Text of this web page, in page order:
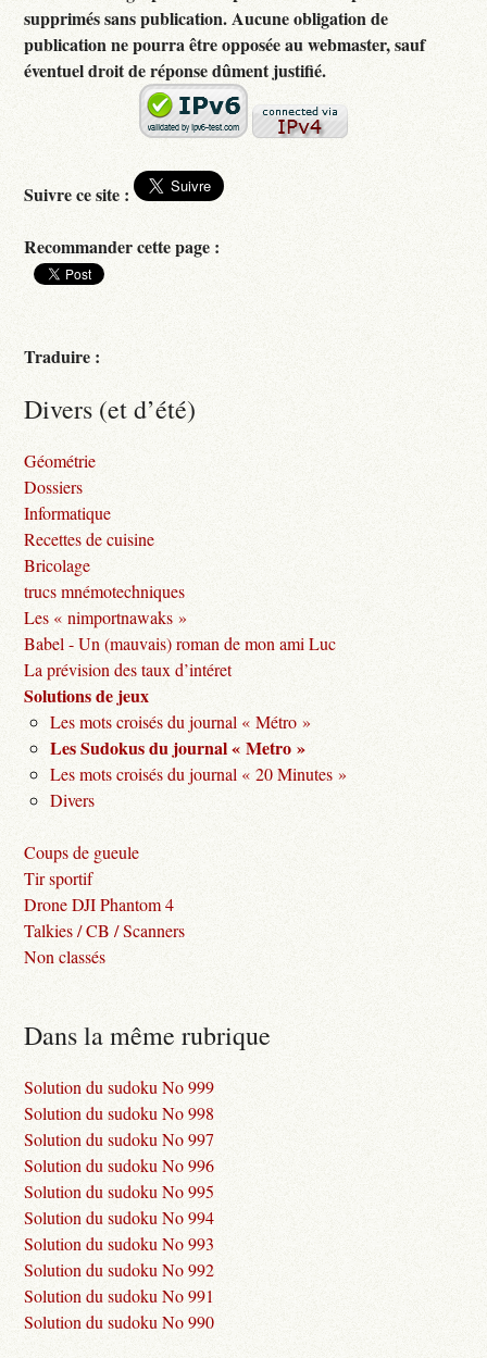
supprimés sans publication. Aucune obligation de
publication ne pourra être opposée au webmaster, sauf
éventuel droit de réponse dûment justifié.
Suivre ce site :
Recommander cette page :
Traduire :
Divers (et d’été)
Géométrie
Dossiers
Informatique
Recettes de cuisine
Bricolage
trucs mnémotechniques
Les « nimportnawaks »
Babel - Un (mauvais) roman de mon ami Luc
La prévision des taux d’intéret
Solutions de jeux
Les mots croisés du journal « Métro »
Les Sudokus du journal « Metro »
Les mots croisés du journal « 20 Minutes »
Divers
Coups de gueule
Tir sportif
Drone DJI Phantom 4
Talkies / CB / Scanners
Non classés
Dans la même rubrique
Solution du sudoku No 999
Solution du sudoku No 998
Solution du sudoku No 997
Solution du sudoku No 996
Solution du sudoku No 995
Solution du sudoku No 994
Solution du sudoku No 993
Solution du sudoku No 992
Solution du sudoku No 991
Solution du sudoku No 990